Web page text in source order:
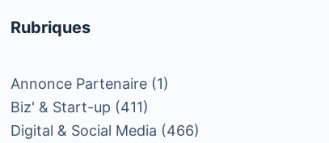
Rubriques
Annonce Partenaire (1)
Biz' & Start-up (411)
Digital & Social Media (466)